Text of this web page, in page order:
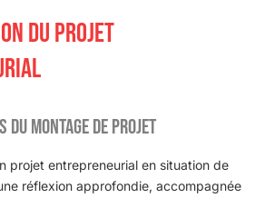
DU PROJET
du montage de projet
projet entrepreneurial en situation de
réflexion approfondie, accompagnée